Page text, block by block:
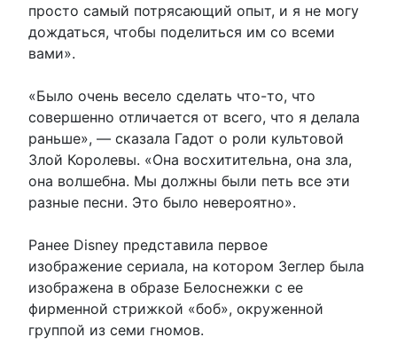
просто самый потрясающий опыт, и я не могу
дождаться, чтобы поделиться им со всеми
вами».
«Было очень весело сделать что-то, что
совершенно отличается от всего, что я делала
раньше», — сказала Гадот о роли культовой
Злой Королевы. «Она восхитительна, она зла,
она волшебна. Мы должны были петь все эти
разные песни. Это было невероятно».
Ранее Disney представила первое
изображение сериала, на котором Зеглер была
изображена в образе Белоснежки с ее
фирменной стрижкой «боб», окруженной
группой из семи гномов.